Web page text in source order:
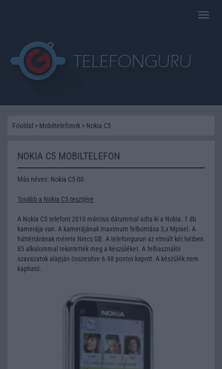
Toggle
Főoldal > Mobiltelefonok > Nokia C5
NOKIA C5 MOBILTELEFON
Más néven: Nokia C5-00
Tovább a Nokia C5 tesztjére
A Nokia C5 telefont 2010 március dátummal adta ki a Nokia. 1 db
kamerája van. A kamerájának maximum felbontása 3,x Mpixel. A
háttértárának mérete Nincs GB. A telefongurun az elmúlt két hétben
85 alkalommal tekintették meg a készüléket. A felhasználói
szavazatok alapján összesítve 6.98 pontot kapott. A készülék nem
kapható.